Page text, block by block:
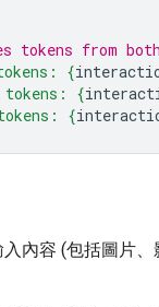
tokens from
{
tokens: {
{
內容 (包括圖片